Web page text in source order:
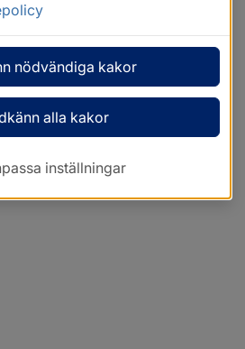
nödvändiga kakor
alla kakor
inställningar